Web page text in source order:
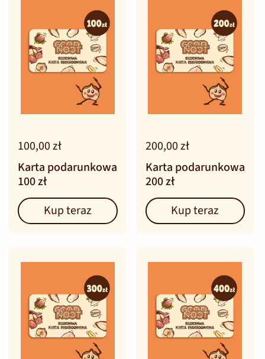
100,00 zł
Karta podarunkowa
100 zł
Kup teraz
200,00 zł
Karta podarunkowa
200 zł
Kup teraz